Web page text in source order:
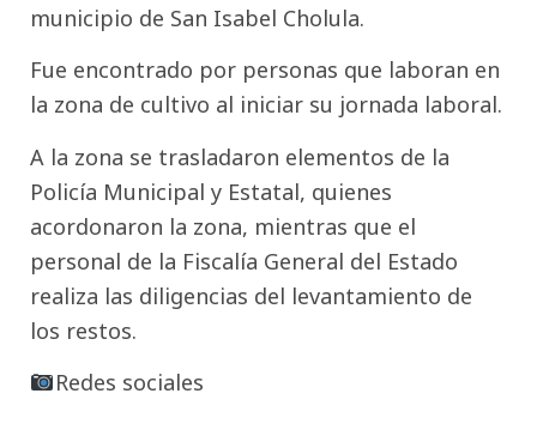
municipio de San Isabel Cholula.
Fue encontrado por personas que laboran en
la zona de cultivo al iniciar su jornada laboral.
A la zona se trasladaron elementos de la
Policía Municipal y Estatal, quienes
acordonaron la zona, mientras que el
personal de la Fiscalía General del Estado
realiza las diligencias del levantamiento de
los restos.
Redes sociales